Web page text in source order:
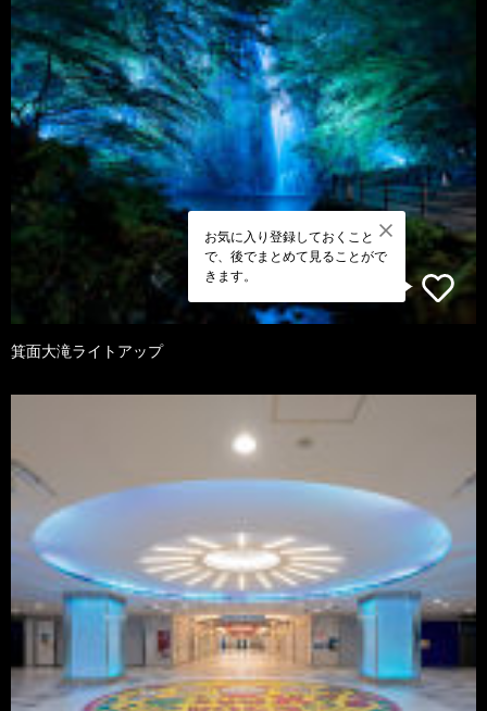
お気に入り登録しておくこと
で、後でまとめて見ることがで
きます。
箕面大滝ライトアップ